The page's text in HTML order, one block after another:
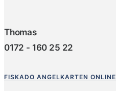
Thomas
0172 - 160 25 22
FISKADO ANGELKARTEN ONLINE